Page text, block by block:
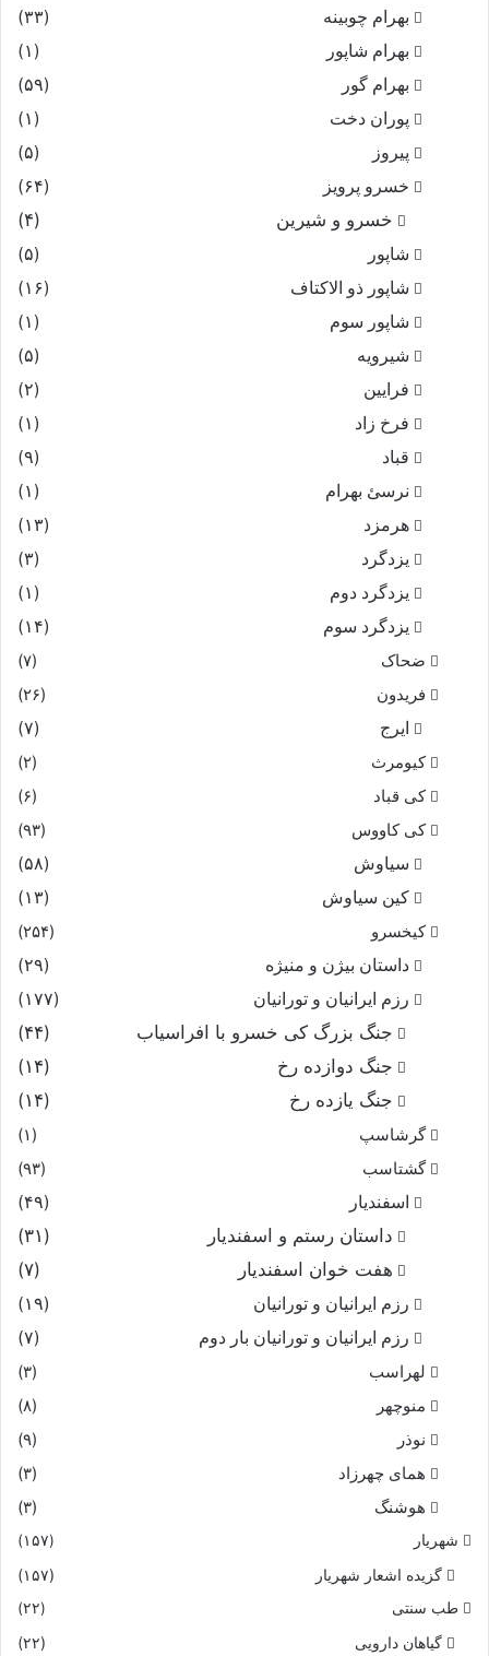
بهرام چوبینه
(۳۳)
بهرام شاپور
(۱)
بهرام گور
(۵۹)
پوران دخت
(۱)
پیروز
(۵)
خسرو پرویز
(۶۴)
خسرو و شیرین (۴)
شاپور
(۵)
شاپور ذو الاکتاف
(۱۶)
شاپور سوم‏
(۱)
شیرویه
(۵)
فرایین
(۲)
فرخ زاد
(۱)
قباد
(۹)
نرسئ بهرام‏
(۱)
هرمزد
(۱۳)
یزدگرد
(۳)
یزدگرد دوم
(۱)
یزدگرد سوم
(۱۴)
ضحاک
(۷)
فریدون
(۲۶)
ایرج
(۷)
کیومرث
(۲)
کی قباد
(۶)
کی کاووس
(۹۳)
سیاوش
(۵۸)
کین سیاوش
(۱۳)
کیخسرو
(۲۵۴)
داستان بیژن و منیژه
(۲۹)
رزم ایرانیان و تورانیان
(۱۷۷)
جنگ بزرگ کی خسرو با افراسیاب
(۴۴)
جنگ دوازده رخ
(۱۴)
جنگ یازده رخ
(۱۴)
گرشاسپ
(۱)
گشتاسب
(۹۳)
اسفندیار
(۴۹)
داستان رستم و اسفندیار
(۳۱)
هفت خوان اسفندیار
(۷)
رزم ایرانیان و تورانیان
(۱۹)
رزم ایرانیان و تورانیان بار دوم
(۷)
لهراسب
(۳)
منوچهر
(۸)
نوذر
(۹)
هماى چهرزاد
(۳)
هوشنگ
(۳)
شهریار (۱۵۷)
گزیده اشعار شهریار (۱۵۷)
طب سنتی (۲۲)
گیاهان دارویی (۲۲)